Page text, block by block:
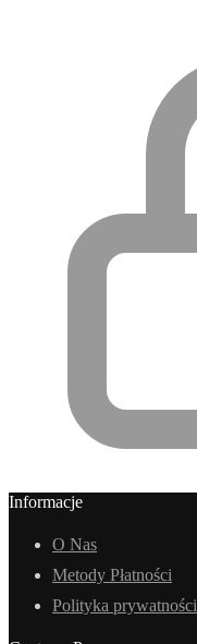
Informacje
O Nas
Metody Płatności
Polityka prywatności